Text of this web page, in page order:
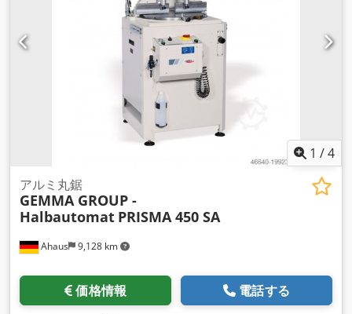
1 /4
Ahaus 9,128 km
アルミ丸鋸
GEMMA GROUP -
Halbautomat PRISMA 450 SA
価格情報 電話する